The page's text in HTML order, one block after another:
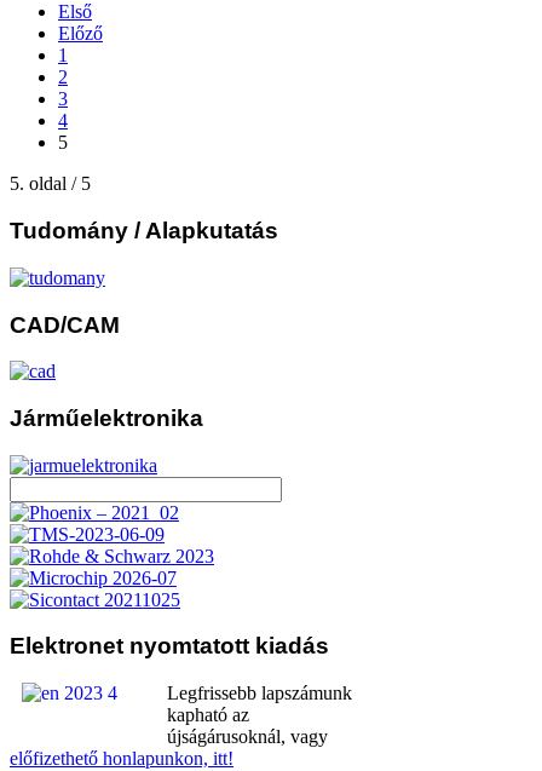
Első
Előző
1
2
3
4
5
5. oldal / 5
Tudomány / Alapkutatás
CAD/CAM
Járműelektronika
Elektronet nyomtatott kiadás
Legfrissebb lapszámunk
kapható az
újságárusoknál, vagy
előfizethető honlapunkon, itt!